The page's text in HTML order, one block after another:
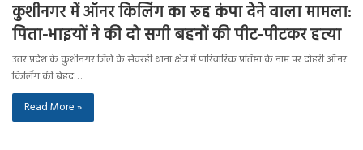
कुशीनगर में ऑनर किलिंग का रूह कंपा देने वाला मामला:
पिता-भाइयों ने की दो सगी बहनों की पीट-पीटकर हत्या
उत्तर प्रदेश के कुशीनगर जिले के सेवरही थाना क्षेत्र में पारिवारिक प्रतिष्ठा के नाम पर दोहरी ऑनर
किलिंग की बेहद…
Read More »